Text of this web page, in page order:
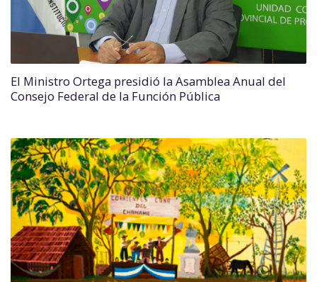
El Ministro Ortega presidió la Asamblea Anual del
Consejo Federal de la Función Pública